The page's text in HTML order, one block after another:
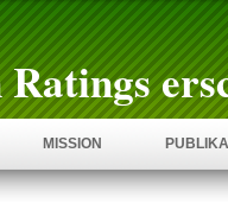
MISSION